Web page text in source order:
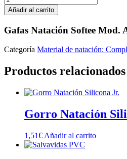
Añadir al carrito
Gafas Natación Softee Mod.
Categoría Material de natación:
Productos relacionados
Gorro Natación
1,51€ Añadir al carrito